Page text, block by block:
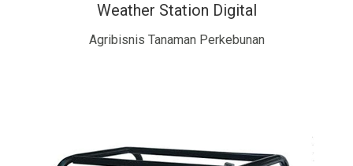
Weather Station Digital
Agribisnis Tanaman Perkebunan